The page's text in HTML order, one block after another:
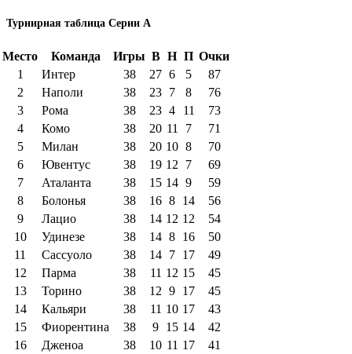
Турнирная таблица Серии А
Место Команда Игры В Н П Очки
1
Интер 38 27 6 5
87
2
Наполи 38 23 7 8
76
3
Рома 38 23 4 11
73
4
Комо 38 20 11 7
71
5
Милан 38 20 10 8
70
6
Ювентус 38 19 12 7
69
7
Аталанта 38 15 14 9
59
8
Болонья 38 16 8 14
56
9
Лацио 38 14 12 12
54
10
Удинезе 38 14 8 16
50
11
Сассуоло 38 14 7 17
49
12
Парма 38 11 12 15
45
13
Торино 38 12 9 17
45
14
Кальяри 38 11 10 17
43
15
Фиорентина 38 9 15 14
42
16
Дженоа 38 10 11 17
41